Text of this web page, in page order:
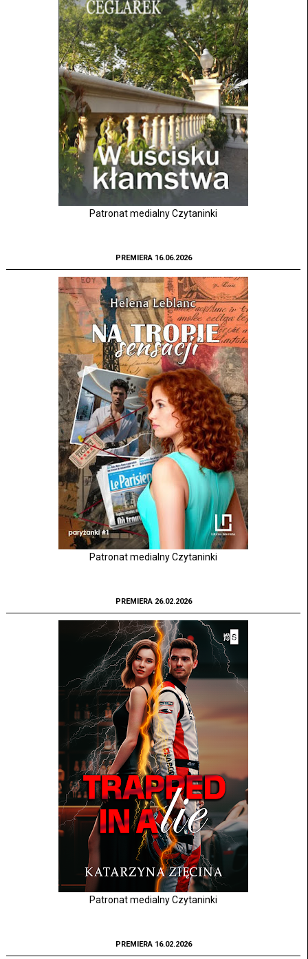
Patronat medialny Czytaninki
PREMIERA 16.06.2026
Patronat medialny Czytaninki
PREMIERA 26.02.2026
Patronat medialny Czytaninki
PREMIERA 16.02.2026